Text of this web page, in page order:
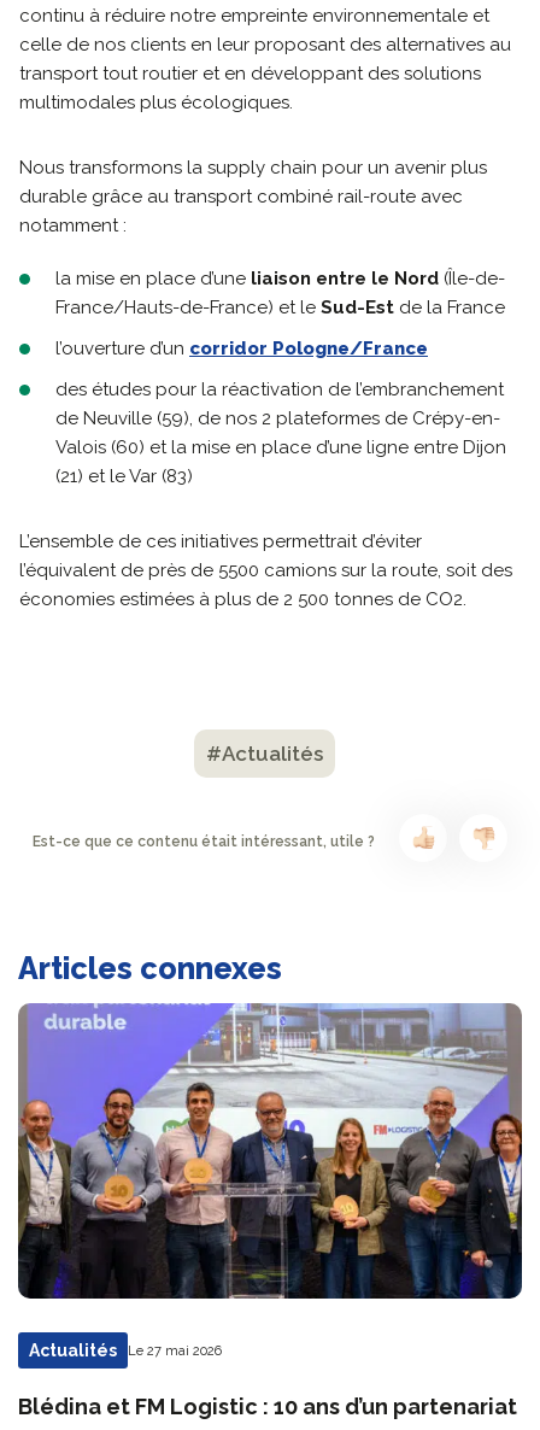
continu à réduire notre empreinte environnementale et
celle de nos clients en leur proposant des alternatives au
transport tout routier et en développant des solutions
multimodales plus écologiques.
Nous transformons la supply chain pour un avenir plus
durable grâce au transport combiné rail-route avec
notamment :
la mise en place d’une liaison entre le Nord (Île-de-
France/Hauts-de-France) et le Sud-Est de la France
l’ouverture d’un corridor Pologne/France
des études pour la réactivation de l’embranchement
de Neuville (59), de nos 2 plateformes de Crépy-en-
Valois (60) et la mise en place d’une ligne entre Dijon
(21) et le Var (83)
L’ensemble de ces initiatives permettrait d’éviter
l’équivalent de près de 5500 camions sur la route, soit des
économies estimées à plus de 2 500 tonnes de CO2.
#Actualités
Est-ce que ce contenu était intéressant, utile ?
Articles connexes
Actualités Le 27 mai 2026
Blédina et FM Logistic : 10 ans d’un partenariat